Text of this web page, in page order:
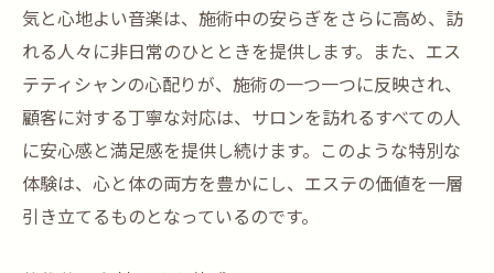
気と心地よい音楽は、施術中の安らぎをさらに高め、訪
れる人々に非日常のひとときを提供します。また、エス
テティシャンの心配りが、施術の一つ一つに反映され、
顧客に対する丁寧な対応は、サロンを訪れるすべての人
に安心感と満足感を提供し続けます。このような特別な
体験は、心と体の両方を豊かにし、エステの価値を一層
引き立てるものとなっているのです。